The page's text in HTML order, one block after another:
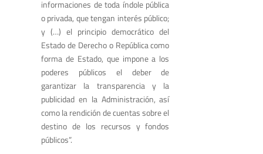
informaciones de toda índole pública
o privada, que tengan interés público;
y (…) el principio democrático del
Estado de Derecho o República como
forma de Estado, que impone a los
poderes públicos el deber de
garantizar la transparencia y la
publicidad en la Administración, así
como la rendición de cuentas sobre el
destino de los recursos y fondos
públicos”.